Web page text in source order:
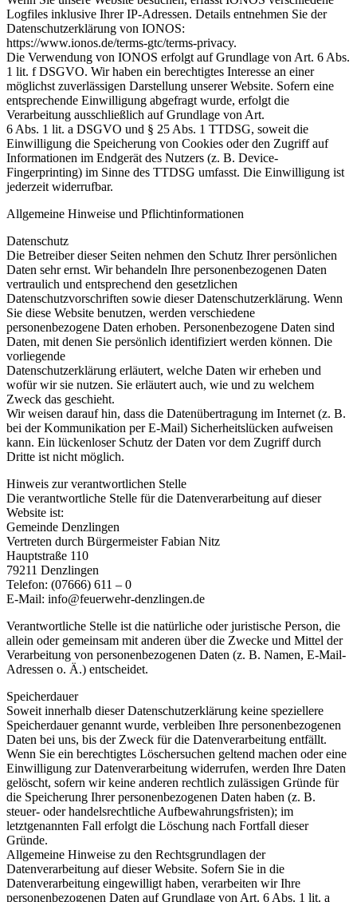
Logfiles inklusive Ihrer IP-Adressen. Details entnehmen Sie der
Datenschutzerklärung von IONOS:
https://www.ionos.de/terms-gtc/terms-privacy.
Die Verwendung von IONOS erfolgt auf Grundlage von Art. 6 Abs.
1 lit. f DSGVO. Wir haben ein berechtigtes Interesse an einer
möglichst zuverlässigen Darstellung unserer Website. Sofern eine
entsprechende Einwilligung abgefragt wurde, erfolgt die
Verarbeitung ausschließlich auf Grundlage von Art.
6 Abs. 1 lit. a DSGVO und § 25 Abs. 1 TTDSG, soweit die
Einwilligung die Speicherung von Cookies oder den Zugriff auf
Informationen im Endgerät des Nutzers (z. B. Device-
Fingerprinting) im Sinne des TTDSG umfasst. Die Einwilligung ist
jederzeit widerrufbar.
Allgemeine Hinweise und Pflichtinformationen
Datenschutz
Die Betreiber dieser Seiten nehmen den Schutz Ihrer persönlichen
Daten sehr ernst. Wir behandeln Ihre personenbezogenen Daten
vertraulich und entsprechend den gesetzlichen
Datenschutzvorschriften sowie dieser Datenschutzerklärung. Wenn
Sie diese Website benutzen, werden verschiedene
personenbezogene Daten erhoben. Personenbezogene Daten sind
Daten, mit denen Sie persönlich identifiziert werden können. Die
vorliegende
Datenschutzerklärung erläutert, welche Daten wir erheben und
wofür wir sie nutzen. Sie erläutert auch, wie und zu welchem
Zweck das geschieht.
Wir weisen darauf hin, dass die Datenübertragung im Internet (z. B.
bei der Kommunikation per E-Mail) Sicherheitslücken aufweisen
kann. Ein lückenloser Schutz der Daten vor dem Zugriff durch
Dritte ist nicht möglich.
Hinweis zur verantwortlichen Stelle
Die verantwortliche Stelle für die Datenverarbeitung auf dieser
Website ist:
Gemeinde Denzlingen
Vertreten durch Bürgermeister Fabian Nitz
Hauptstraße 110
79211 Denzlingen
Telefon: (07666) 611 – 0
E-Mail: info@feuerwehr-denzlingen.de
Verantwortliche Stelle ist die natürliche oder juristische Person, die
allein oder gemeinsam mit anderen über die Zwecke und Mittel der
Verarbeitung von personenbezogenen Daten (z. B. Namen, E-Mail-
Adressen o. Ä.) entscheidet.
Speicherdauer
Soweit innerhalb dieser Datenschutzerklärung keine speziellere
Speicherdauer genannt wurde, verbleiben Ihre personenbezogenen
Daten bei uns, bis der Zweck für die Datenverarbeitung entfällt.
Wenn Sie ein berechtigtes Löschersuchen geltend machen oder eine
Einwilligung zur Datenverarbeitung widerrufen, werden Ihre Daten
gelöscht, sofern wir keine anderen rechtlich zulässigen Gründe für
die Speicherung Ihrer personenbezogenen Daten haben (z. B.
steuer- oder handelsrechtliche Aufbewahrungsfristen); im
letztgenannten Fall erfolgt die Löschung nach Fortfall dieser
Gründe.
Allgemeine Hinweise zu den Rechtsgrundlagen der
Datenverarbeitung auf dieser Website. Sofern Sie in die
Datenverarbeitung eingewilligt haben, verarbeiten wir Ihre
personenbezogenen Daten auf Grundlage von Art. 6 Abs. 1 lit. a